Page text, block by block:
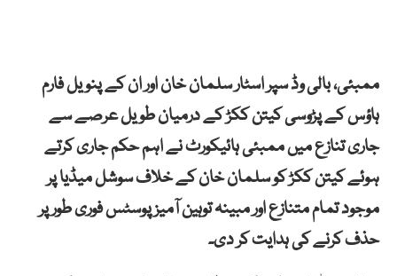
ممبئی، بالی وڈ سپر اسٹارسلمان خاناور ان کے پنویل فارم
ہاؤس کے پڑوسی کیتن ککڑ کے درمیان طویل عرصے سے
جاری تنازع میں ممبئی ہائیکورٹ نے اہم حکم جاری کرتے
ہوئے کیتن ککڑ کو سلمان خان کے خلاف سوشل میڈیا پر
موجود تمام متنازع اور مبینہ توہین آمیز پوسٹس فوری طور پر
حذف کرنے کی ہدایت کر دی۔